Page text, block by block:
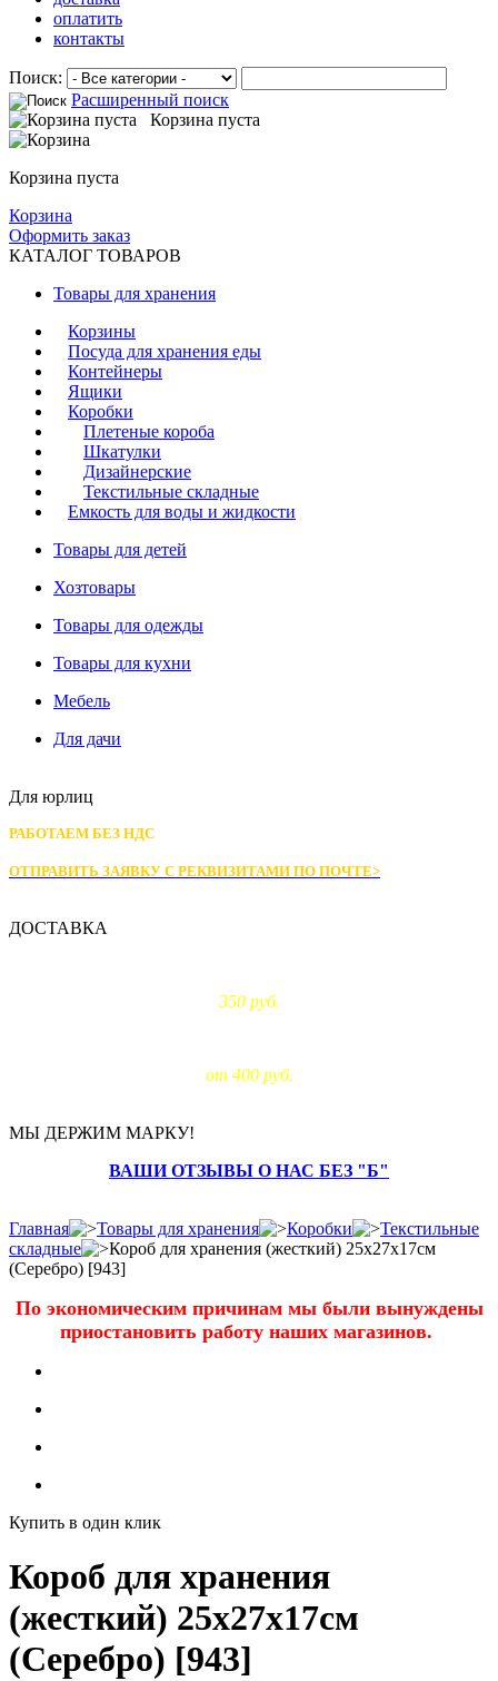
оплатить
контакты
Поиск:
Расширенный поиск
Корзина пуста
Корзина пуста
Корзина
Оформить заказ
КАТАЛОГ ТОВАРОВ
Товары для хранения
Корзины
Посуда для хранения еды
Контейнеры
Ящики
Коробки
Плетеные короба
Шкатулки
Дизайнерские
Текстильные складные
Емкость для воды и жидкости
Товары для детей
Хозтовары
Товары для одежды
Товары для кухни
Мебель
Для дачи
Для юрлиц
РАБОТАЕМ БЕЗ НДС
ОТПРАВИТЬ ЗАЯВКУ С РЕКВИЗИТАМИ ПО ПОЧТЕ>
ДОСТАВКА
350 руб.
от 400 руб.
МЫ ДЕРЖИМ МАРКУ!
ВАШИ ОТЗЫВЫ О НАС БЕЗ "Б"
Главная Товары для хранения Коробки
Текстильные
складные
Короб для хранения (жесткий) 25х27х17см
(Серебро) [943]
По экономическим причинам мы были вынуждены
приостановить работу наших магазинов.
Купить в один клик
Короб для хранения
(жесткий) 25х27х17см
(Серебро) [943]